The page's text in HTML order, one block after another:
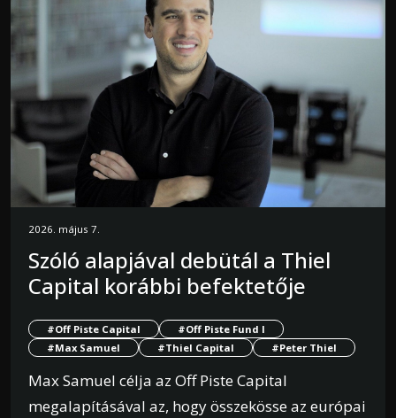
2026. május 7.
Szóló alapjával debütál a Thiel
Capital korábbi befektetője
#Off Piste Capital
#Off Piste Fund I
#Max Samuel
#Thiel Capital #Peter Thiel
Max Samuel célja az Off Piste Capital
megalapításával az, hogy összekösse az európai